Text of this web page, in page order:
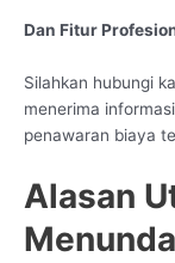
Dan Fitur
Silahkan hubungi
menerima
penawaran biaya
Alasan